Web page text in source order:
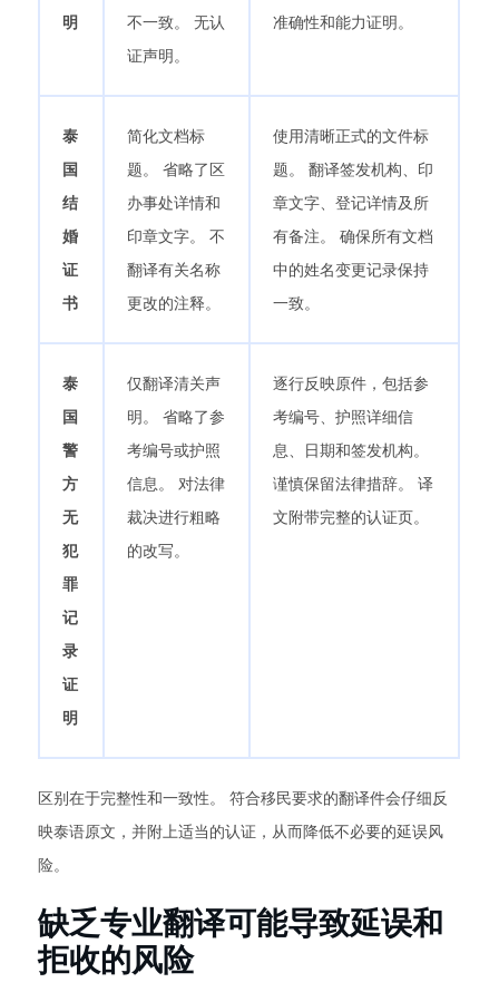
明
不一致。 无认
证声明。
准确性和能力证明。
泰
国
结
婚
证
书
简化文档标
题。 省略了区
办事处详情和
印章文字。 不
翻译有关名称
更改的注释。
使用清晰正式的文件标
题。 翻译签发机构、印
章文字、登记详情及所
有备注。 确保所有文档
中的姓名变更记录保持
一致。
泰
国
警
方
无
犯
罪
记
录
证
明
仅翻译清关声
明。 省略了参
考编号或护照
信息。 对法律
裁决进行粗略
的改写。
逐行反映原件，包括参
考编号、护照详细信
息、日期和签发机构。
谨慎保留法律措辞。 译
文附带完整的认证页。
区别在于完整性和一致性。 符合移民要求的翻译件会仔细反
映泰语原文，并附上适当的认证，从而降低不必要的延误风
险。
缺乏专业翻译可能导致延误和
拒收的风险